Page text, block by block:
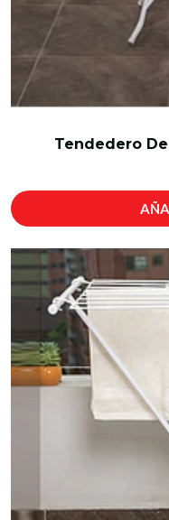
Tendedero